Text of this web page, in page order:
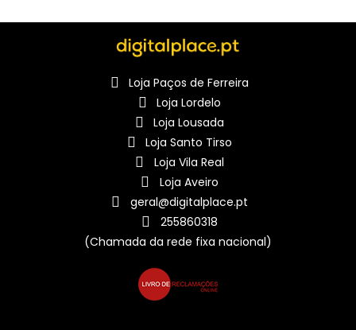
Loja Paços de Ferreira
Loja Lordelo
Loja Lousada
Loja Santo Tirso
Loja Vila Real
Loja Aveiro
geral@digitalplace.pt
255860318
(Chamada da rede fixa nacional)